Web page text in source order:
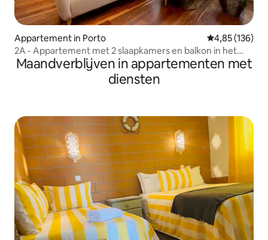
Appartement in Porto Gemiddelde
4,85 (136)
2A - Appartement met 2 slaapkamers en balkon in het
stadscentrum
Maandverblijven in appartementen met
diensten